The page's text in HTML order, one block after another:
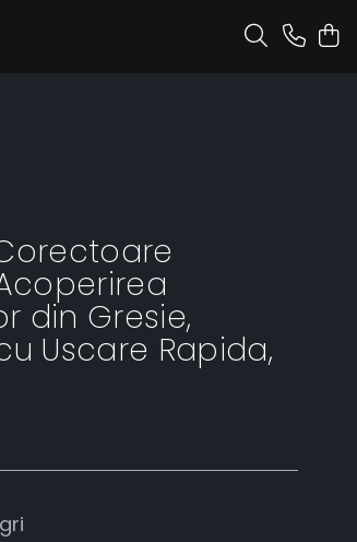
din Gresie,
Uscare Rapida,